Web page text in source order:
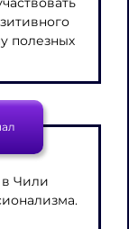
полезных
Чили